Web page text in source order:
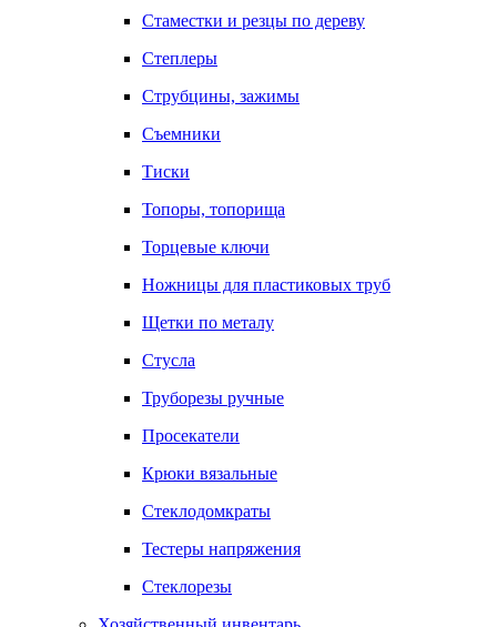
Стаместки и резцы по дереву
Степлеры
Струбцины, зажимы
Съемники
Тиски
Топоры, топорища
Торцевые ключи
Ножницы для пластиковых труб
Щетки по металу
Стусла
Труборезы ручные
Просекатели
Крюки вязальные
Стеклодомкраты
Тестеры напряжения
Стеклорезы